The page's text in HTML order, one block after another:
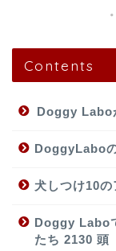
Contents
Doggy Labo
DoggyLabo
犬しつけ10の
Doggy Labo
たち 2130 頭